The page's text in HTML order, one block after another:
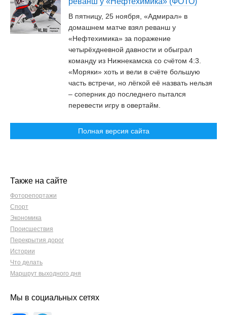
В пятницу, 25 ноября, «Адмирал» в
домашнем матче взял реванш у
«Нефтехимика» за поражение
четырёхдневной давности и обыграл
команду из Нижнекамска со счётом 4:3.
«Моряки» хоть и вели в счёте большую
часть встречи, но лёгкой её назвать нельзя
– соперник до последнего пытался
перевести игру в овертайм.
Полная версия сайта
Также на сайте
Фоторепортажи
Спорт
Экономика
Происшествия
Перекрытия дорог
Истории
Что делать
Маршрут выходного дня
Мы в социальных сетях